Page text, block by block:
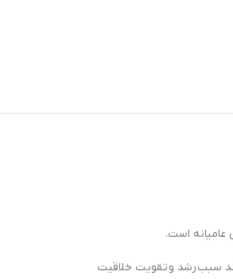
عاميانه است.
سبب رشد و تقویت خلاقیت